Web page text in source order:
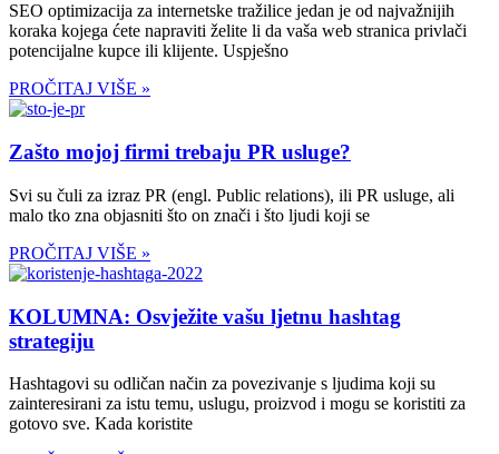
SEO optimizacija za internetske tražilice jedan je od najvažnijih
koraka kojega ćete napraviti želite li da vaša web stranica privlači
potencijalne kupce ili klijente. Uspješno
PROČITAJ VIŠE »
Zašto mojoj firmi trebaju PR usluge?
Svi su čuli za izraz PR (engl. Public relations), ili PR usluge, ali
malo tko zna objasniti što on znači i što ljudi koji se
PROČITAJ VIŠE »
KOLUMNA: Osvježite vašu ljetnu hashtag
strategiju
Hashtagovi su odličan način za povezivanje s ljudima koji su
zainteresirani za istu temu, uslugu, proizvod i mogu se koristiti za
gotovo sve. Kada koristite